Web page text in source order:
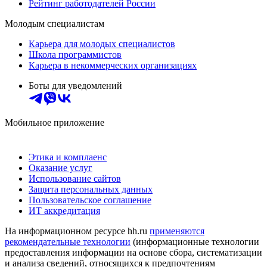
Рейтинг работодателей России
Молодым специалистам
Карьера для молодых специалистов
Школа программистов
Карьера в некоммерческих организациях
Боты для уведомлений
Мобильное приложение
Этика и комплаенс
Оказание услуг
Использование сайтов
Защита персональных данных
Пользовательское соглашение
ИТ аккредитация
На информационном ресурсе hh.ru применяются
рекомендательные технологии (информационные технологии
предоставления информации на основе сбора, систематизации
и анализа сведений, относящихся к предпочтениям